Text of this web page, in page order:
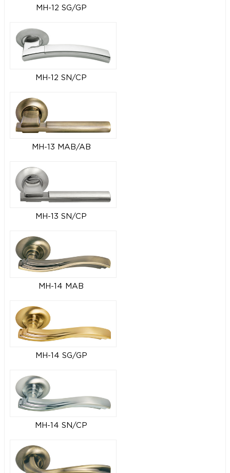
MH-12 SG/GP
MH-12 SN/CP
MH-13 MAB/AB
MH-13 SN/CP
MH-14 MAB
MH-14 SG/GP
MH-14 SN/CP